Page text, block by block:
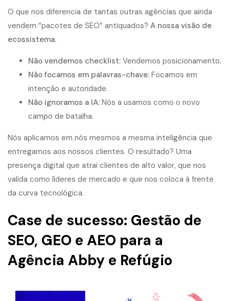
O que nos diferencia de tantas outras agências que ainda
vendem “pacotes de SEO” antiquados? A nossa visão de
ecossistema.
Não vendemos checklist: Vendemos posicionamento.
Não focamos em palavras-chave: Focamos em
intenção e autoridade.
Não ignoramos a IA: Nós a usamos como o novo
campo de batalha.
Nós aplicamos em nós mesmos a mesma inteligência que
entregamos aos nossos clientes. O resultado? Uma
presença digital que atrai clientes de alto valor, que nos
valida como líderes de mercado e que nos coloca à frente
da curva tecnológica.
Case de sucesso: Gestão de
SEO, GEO e AEO para a
Agência Abby e Refúgio